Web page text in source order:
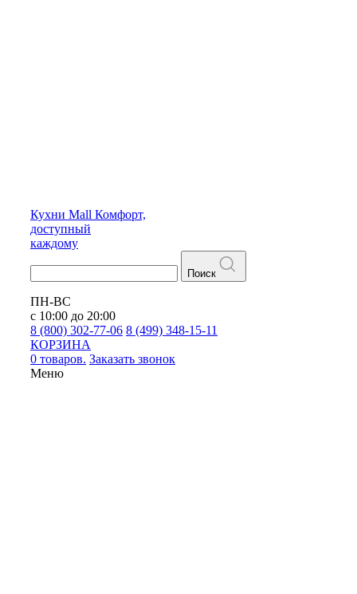
Кухни Mall Комфорт,
доступный
каждому
Поиск
ПН-ВС
с 10:00 до 20:00
8 (800) 302-77-06 8 (499) 348-15-11
КОРЗИНА
0 товаров. Заказать звонок
Меню